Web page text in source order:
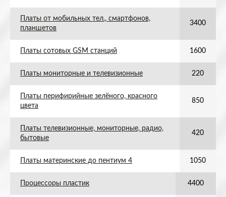
Платы от мобильных тел., смартфонов,
планшетов
3400
Платы сотовых GSM станций 1600
Платы мониторные и телевизионные 220
Платы перифирийные зелёного, красного
цвета
850
Платы телевизионные, мониторные, радио,
бытовые
420
Платы материнские до пентиум 4 1050
Процессоры пластик 4400